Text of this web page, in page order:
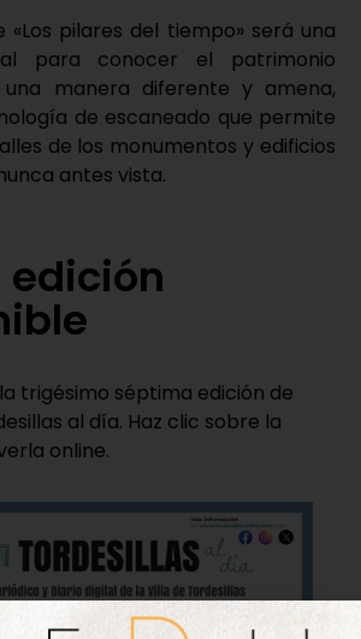
«Los pilares del tiempo» será una
para conocer el patrimonio
manera diferente y amena,
de escaneado que permite
de los monumentos y edificios
antes vista.
edición
trigésimo séptima edición de
al día. Haz clic sobre la
online.